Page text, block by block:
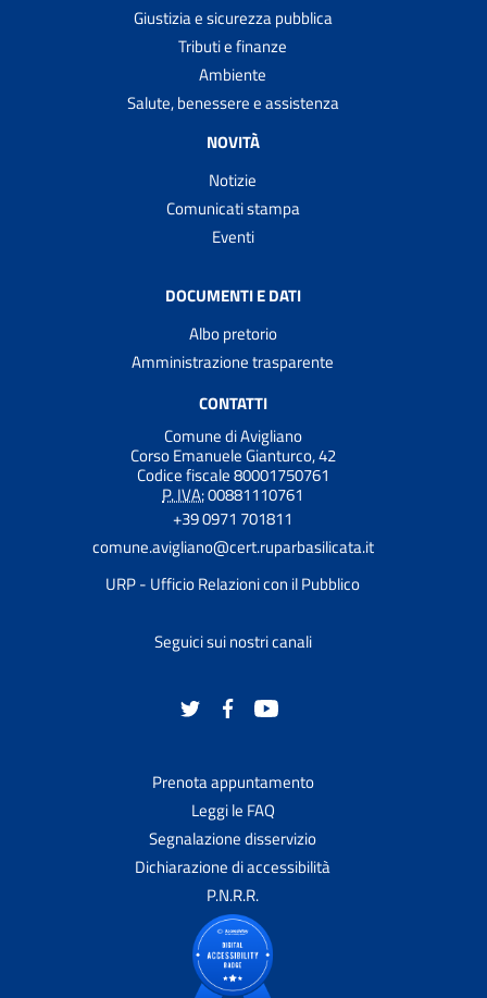
Giustizia e sicurezza pubblica
Tributi e finanze
Ambiente
Salute, benessere e assistenza
NOVITÀ
Notizie
Comunicati stampa
Eventi
DOCUMENTI E DATI
Albo pretorio
Amministrazione trasparente
CONTATTI
Comune di Avigliano
Corso Emanuele Gianturco, 42
Codice fiscale 80001750761
P. IVA:00881110761
+39 0971 701811
comune.avigliano@cert.ruparbasilicata.it
URP - Ufficio Relazioni con il Pubblico
Seguici sui nostri canali
Prenota appuntamento
Leggi le FAQ
Segnalazione disservizio
Dichiarazione di accessibilità
P.N.R.R.